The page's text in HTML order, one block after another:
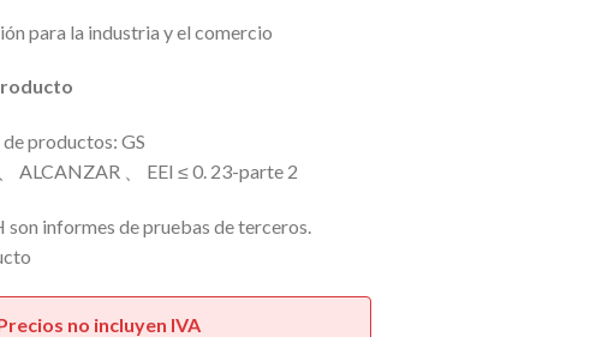
para la industria y el comercio
productos: GS
ALCANZAR 、 EEI ≤ 0. 23-parte 2
son informes de pruebas de terceros.
no incluyen IVA